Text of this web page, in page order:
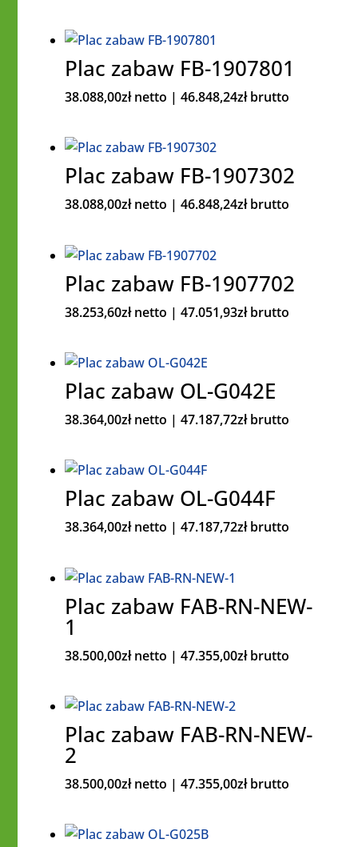
Plac zabaw FB-1907801
38.088,00zł netto | 46.848,24złbrutto
Plac zabaw FB-1907302
38.088,00zł netto | 46.848,24złbrutto
Plac zabaw FB-1907702
38.253,60zł netto | 47.051,93złbrutto
Plac zabaw OL-G042E
38.364,00zł netto | 47.187,72złbrutto
Plac zabaw OL-G044F
38.364,00zł netto | 47.187,72złbrutto
Plac zabaw FAB-RN-NEW-
1
38.500,00zł netto | 47.355,00złbrutto
Plac zabaw FAB-RN-NEW-
2
38.500,00zł netto | 47.355,00złbrutto